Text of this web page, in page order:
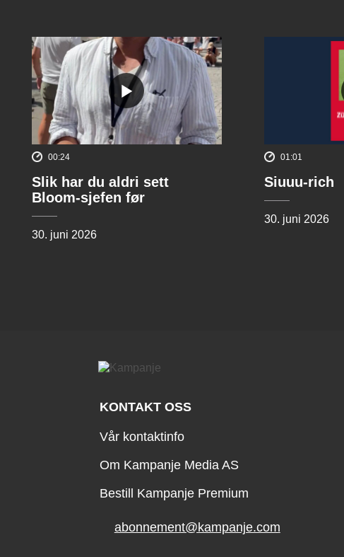
00:24
Slik har du aldri sett
Bloom-sjefen før
30. juni 2026
01:01
Siuuu-rich
30. juni 2026
KONTAKT OSS
Vår kontaktinfo
Om Kampanje Media AS
Bestill Kampanje Premium
abonnement@kampanje.com